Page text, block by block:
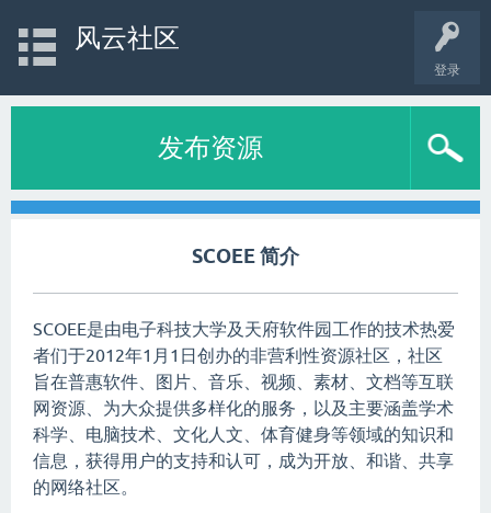
登录
风云社区
发布资源
SCOEE 简介
SCOEE是由电子科技大学及天府软件园工作的技术热爱
者们于2012年1月1日创办的非营利性资源社区，社区
旨在普惠软件、图片、音乐、视频、素材、文档等互联
网资源、为大众提供多样化的服务， 以及主要涵盖学术
科学、电脑技术、文化人文、体育健身等领域的知识和
信息，获得用户的支持和认可，成为开放、和谐、共享
的网络社区。